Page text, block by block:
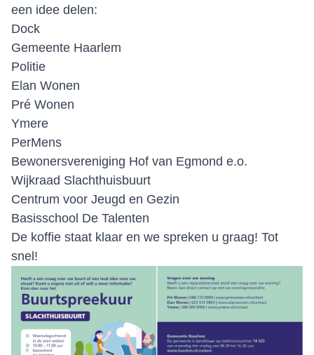
een idee delen:
Dock
Gemeente Haarlem
Politie
Elan Wonen
Pré Wonen
Ymere
PerMens
Bewonersvereniging Hof van Egmond e.o.
Wijkraad Slachthuisbuurt
Centrum voor Jeugd en Gezin
Basisschool De Talenten
De koffie staat klaar en we spreken u graag! Tot
snel!